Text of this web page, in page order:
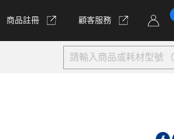
商品註冊 顧客服務